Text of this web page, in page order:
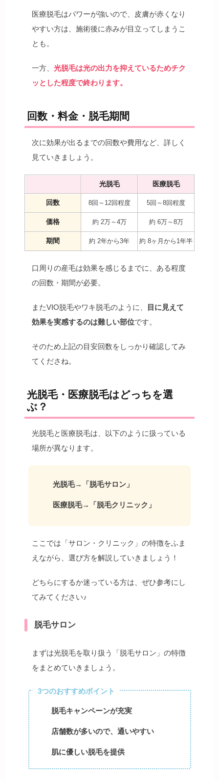
医療脱毛はパワーが強いので、皮膚が赤くなり
やすい方は、施術後に赤みが目立ってしまうこ
とも。
一方、 光脱毛は光の出力を抑えているためチク
ッとした程度で終わります。
回数・料金・脱毛期間
次に効果が出るまでの回数や費用など、詳しく
見ていきましょう。
光脱毛 医療脱毛
回数 8回～12回程度 5回～8回程度
価格 約 2万～4万 約 6万～8万
期間 約 2年から3年 約 8ヶ月から1年半
口周りの産毛は効果を感じるまでに、ある程度
の回数・期間が必要。
またVIO脱毛やワキ脱毛のように、
目に見えて
効果を実感するのは難しい部位です。
そのため上記の目安回数をしっかり確認してみ
てくださね。
光脱毛・医療脱毛はどっちを選
ぶ？
光脱毛と医療脱毛は、以下のように扱っている
場所が異なります。
光脱毛→「脱毛サロン」
医療脱毛→「脱毛クリニック」
ここでは「サロン・クリニック」の特徴をふま
えながら、選び方を解説していきましょう！
どちらにするか迷っている方は、ぜひ参考にし
てみてください♪
脱毛サロン
まずは光脱毛を取り扱う「脱毛サロン」の特徴
をまとめていきましょう。
3つのおすすめポイント
脱毛キャンペーンが充実
店舗数が多いので、通いやすい
肌に優しい脱毛を提供